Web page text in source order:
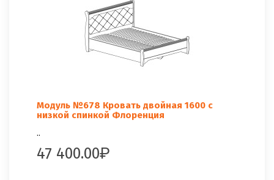
Модуль №678 Кровать двойная 1600 с
низкой спинкой Флоренция
..
47 400.00